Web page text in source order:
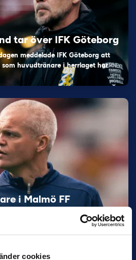
cookies
tar över IFK Göteborg
meddelade IFK Göteborg att
huvudtränare i herrlaget har
i Malmö FF